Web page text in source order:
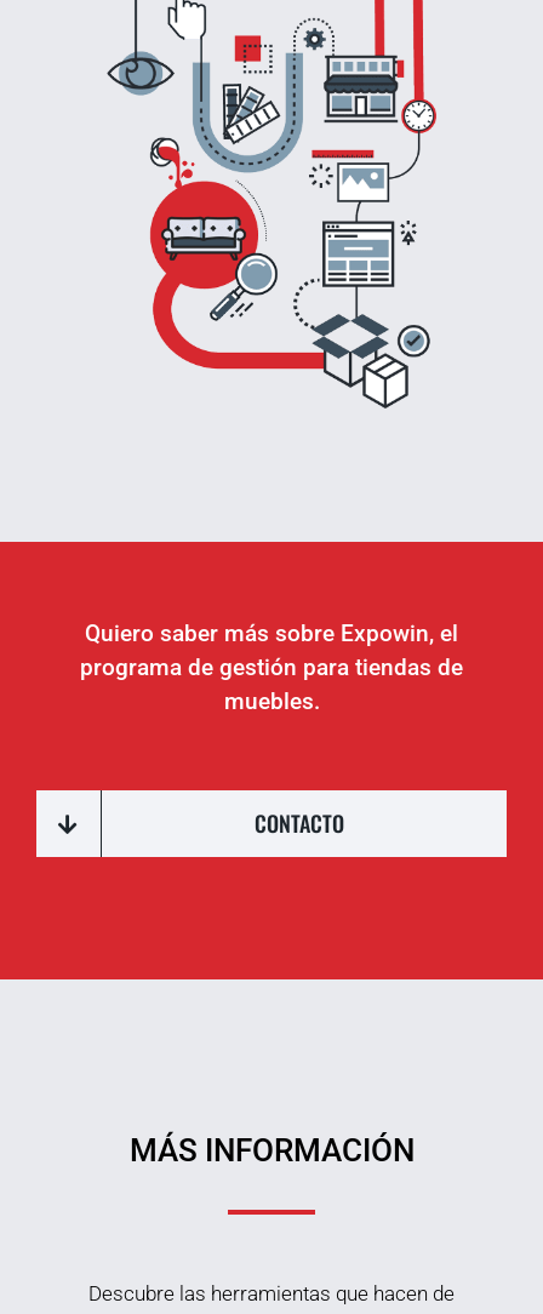
Quiero saber más sobre Expowin, el
programa de gestión para tiendas de
muebles.
CONTACTO
MÁS INFORMACIÓN
Descubre las herramientas que hacen de